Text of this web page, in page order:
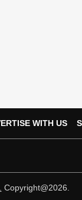
WITH US
Copyright@2026.